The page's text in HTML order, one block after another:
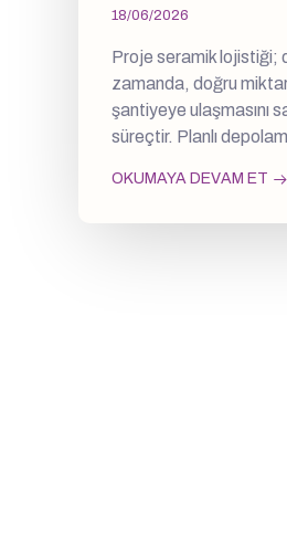
18/06/2026
Proje seramik lojistiği;
zamanda, doğru
şantiyeye ulaşmasını
süreçtir. Planlı
OKUMAYA DEVAM ET